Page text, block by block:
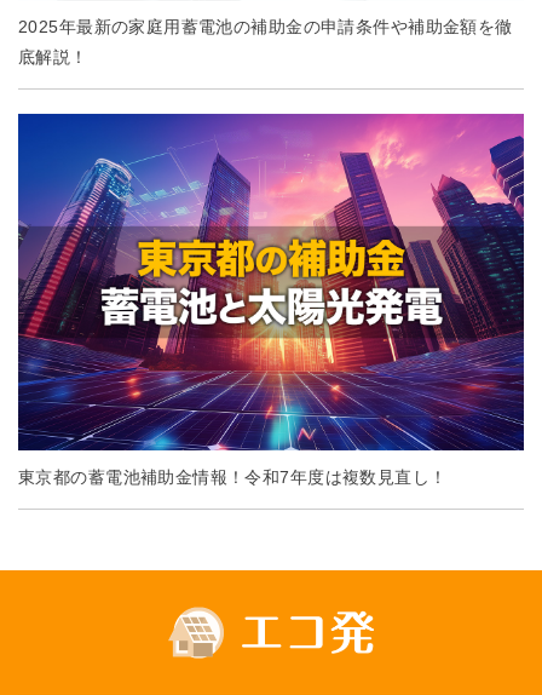
2025年最新の家庭用蓄電池の補助金の申請条件や補助金額を徹
底解説！
東京都の蓄電池補助金情報！令和7年度は複数見直し！